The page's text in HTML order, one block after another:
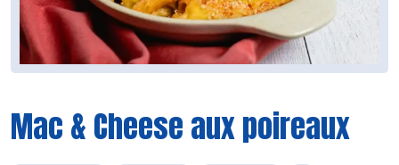
Mac & Cheese aux poireaux